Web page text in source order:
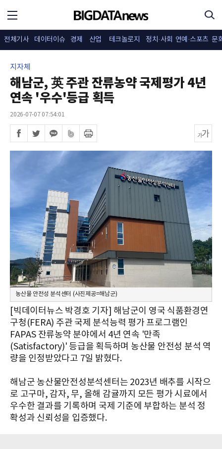
전체기사 데이터이슈 경제 산업 테크놀로지 정치·사회 연예·스포츠 문
지자체
해남군, 英 주관 잔류농약 국제평가 4년
연속 '우수'등급 획득
2026-07-07 07:54:01
농산물 안전성 분석센터 (사진제공=해남군)
[빅데이터뉴스 박경호 기자] 해남군이 영국 식품환경연
구청(FERA) 주관 국제 분석능력 평가 프로그램인
FAPAS 잔류농약 분야에서 4년 연속 '만족
(Satisfactory)' 등급을 획득하며 농산물 안전성 분석 역
량을 인정받았다고 7일 밝혔다.
해남군 농산물안전성분석센터는 2023년 배추를 시작으
로 고구마, 감자, 무, 올해 감귤까지 모든 평가 시료에서
우수한 결과를 기록하며 국제 기준에 부합하는 분석 정
확성과 신뢰성을 입증했다.